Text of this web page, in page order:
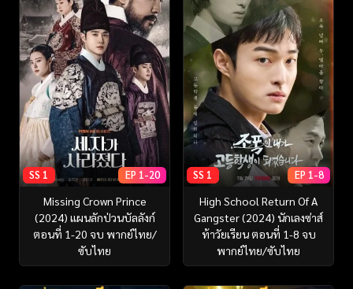
SS 1 EP 1-20
Missing Crown Prince
(2024) แผนลักป่วนบัลลังก์
ตอนที่ 1-20 จบ พากย์ไทย/
ซับไทย
SS 1 EP 1-8
High School Return Of A
Gangster (2024) นักเลงซ่าส์
ท้าวัยเรียน ตอนที่ 1-8 จบ
พากย์ไทย/ซับไทย